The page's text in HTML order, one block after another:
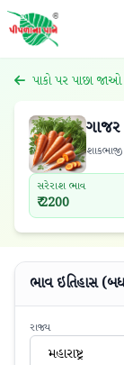
પાકો પર પાછા જાઓ
ગાજર
સરેરાશ ભાવ
₹ 2200
ભાવ ઇતિહાસ
રાજ્ય
મહારાષ્ટ્ર